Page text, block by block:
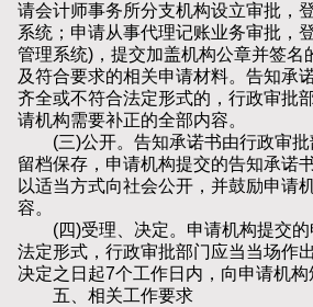
请会计师事务所分支机构设立审批，
系统；申请从事代理记账业务审批，
管理系统)，提交加盖机构公章并签名
及符合要求的相关申请材料。告知承
齐全或不符合法定形式的，行政审批
请机构需要补正的全部内容。
(三)公开。告知承诺书由行政审批
留档保存，申请机构提交的告知承诺
以适当方式向社会公开，并鼓励申请
容。
(四)受理、决定。申请机构提交的
法定形式，行政审批部门应当当场作
决定之日起7个工作日内，向申请机构
五、相关工作要求